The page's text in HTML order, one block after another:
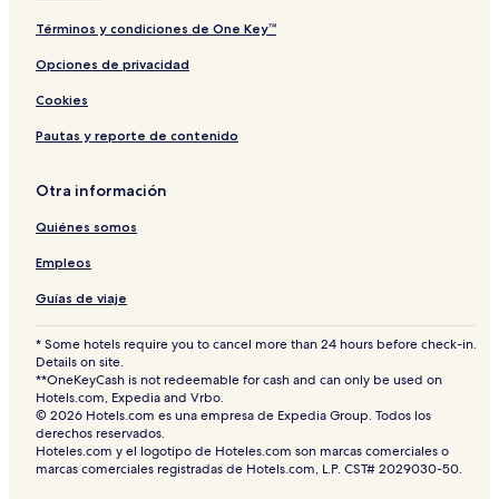
Términos y condiciones de One Key™
Opciones de privacidad
Cookies
Pautas y reporte de contenido
Otra información
Quiénes somos
Empleos
Guías de viaje
* Some hotels require you to cancel more than 24 hours before check-in.
Details on site.
**OneKeyCash is not redeemable for cash and can only be used on
Hotels.com, Expedia and Vrbo.
© 2026 Hotels.com es una empresa de Expedia Group. Todos los
derechos reservados.
Hoteles.com y el logotipo de Hoteles.com son marcas comerciales o
marcas comerciales registradas de Hotels.com, L.P. CST# 2029030-50.